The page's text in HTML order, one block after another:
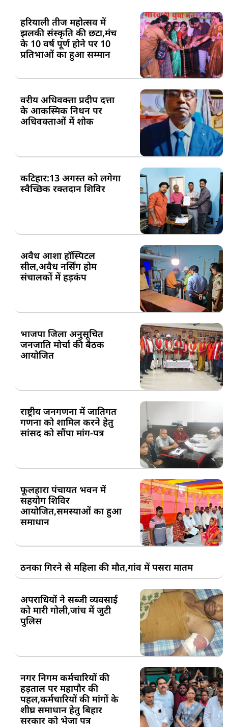
हरियाली तीज महोत्सव में
झलकी संस्कृति की छटा,मंच
के 10 वर्ष पूर्ण होने पर 10
प्रतिभाओं का हुआ सम्मान
वरीय अधिवक्ता प्रदीप दत्ता
के आकस्मिक निधन पर
अधिवक्ताओं में शोक
कटिहार:13 अगस्त को लगेगा
स्वैच्छिक रक्तदान शिविर
अवैध आशा हॉस्पिटल
सील,अवैध नर्सिंग होम
संचालकों में हड़कंप
भाजपा जिला अनुसूचित
जनजाति मोर्चा की बैठक
आयोजित
राष्ट्रीय जनगणना में जातिगत
गणना को शामिल करने हेतु
सांसद को सौंपा मांग-पत्र
फूलहारा पंचायत भवन में
सहयोग शिविर
आयोजित,समस्याओं का हुआ
समाधान
ठनका गिरने से महिला की मौत,गांव में पसरा मातम
अपराधियों ने सब्जी व्यवसाई
को मारी गोली,जांच में जुटी
पुलिस
नगर निगम कर्मचारियों की
हड़ताल पर महापौर की
पहल,कर्मचारियों की मांगों के
शीघ्र समाधान हेतु बिहार
सरकार को भेजा पत्र